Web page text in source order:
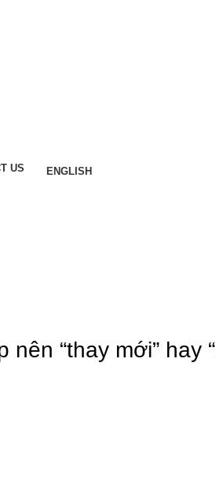
US ENGLISH
“thay mới” hay